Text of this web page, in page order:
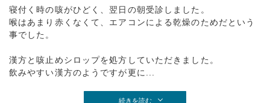
寝付く時の咳がひどく、翌日の朝受診しました。
喉はあまり赤くなくて、エアコンによる乾燥のためだという
事でした。
漢方と咳止めシロップを処方していただきました。
飲みやすい漢方のようですが更に...
続きを読む